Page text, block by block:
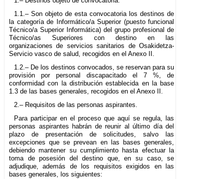
1.1.– Son objeto de esta convocatoria los destinos de
la categoría de Informático/a Superior (puesto funcional
Técnico/a Superior Informática) del grupo profesional de
Técnico/as Superiores con destino en las
organizaciones de servicios sanitarios de Osakidetza-
Servicio vasco de salud, recogidos en el Anexo II.
1.2.– De los destinos convocados, se reservan para su
provisión por personal discapacitado el 7 %, de
conformidad con la distribución establecida en la base
1.3 de las bases generales, recogidos en el Anexo II.
2.– Requisitos de las personas aspirantes.
Para participar en el proceso que aquí se regula, las
personas aspirantes habrán de reunir al último día del
plazo de presentación de solicitudes, salvo las
excepciones que se prevean en las bases generales,
debiendo mantener su cumplimiento hasta efectuar la
toma de posesión del destino que, en su caso, se
adjudique, además de los requisitos exigidos en las
bases generales, los siguientes: